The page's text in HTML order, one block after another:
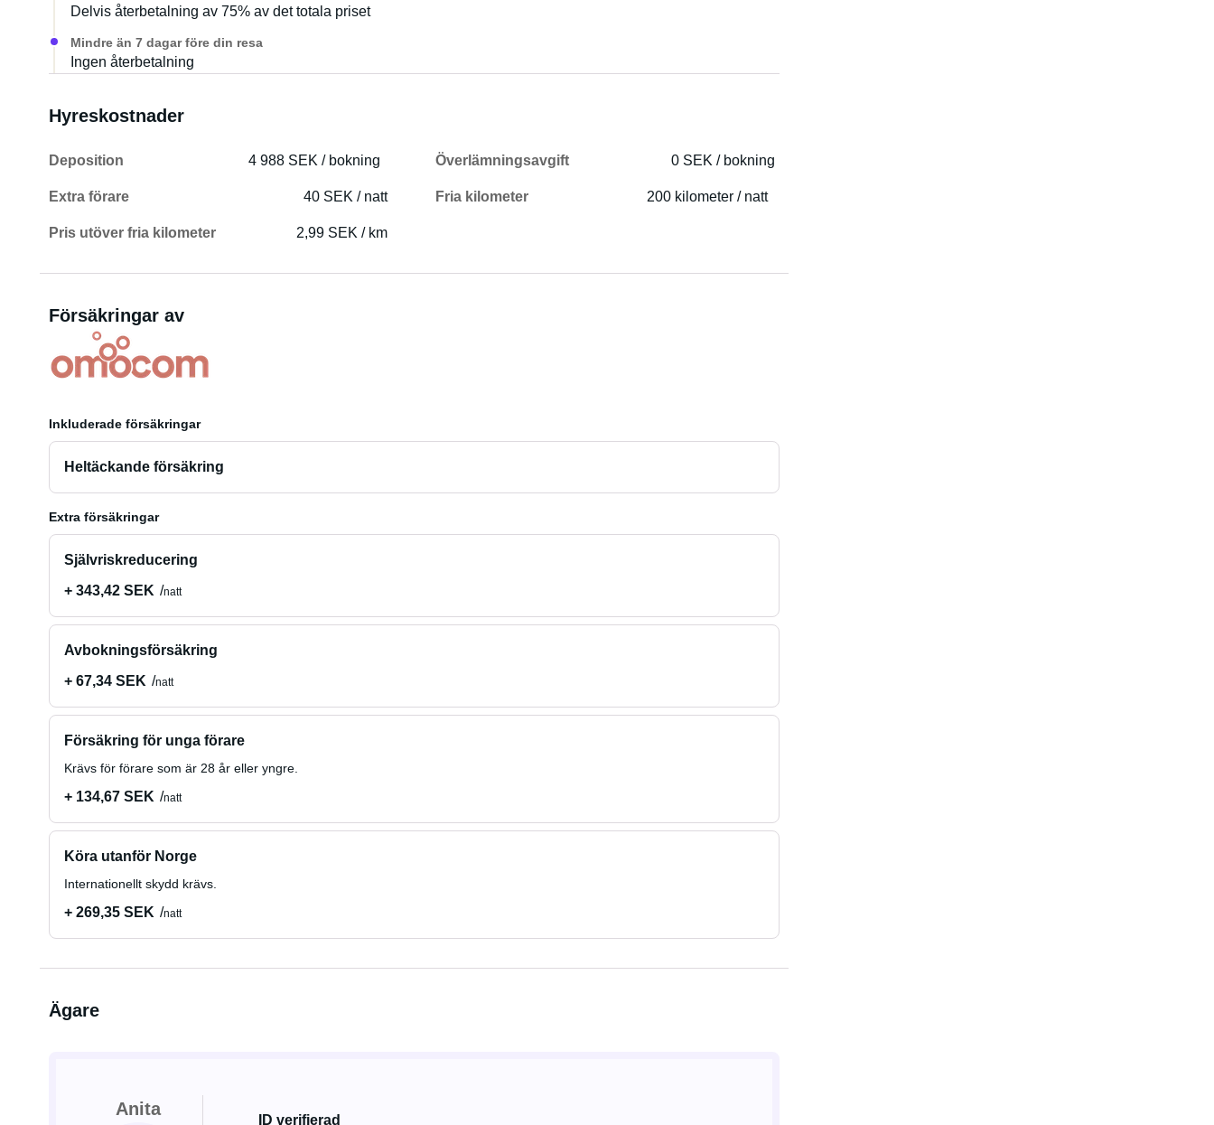
Delvis återbetalning av 75% av det totala priset
Mindre än 7 dagar före din resa
Ingen återbetalning
Hyreskostnader
Deposition 4 988 SEK / bokning Överlämningsavgift 0 SEK / bokning
Extra förare 40 SEK / natt Fria kilometer 200 kilometer / natt
Pris utöver fria kilometer 2,99 SEK / km
Försäkringar av
Inkluderade försäkringar
Heltäckande försäkring
Extra försäkringar
Självriskreducering
+ 343,42 SEK
natt
Avbokningsförsäkring
+ 67,34 SEK
natt
Försäkring för unga förare
Krävs för förare som är 28 år eller yngre.
+ 134,67 SEK natt
Köra utanför Norge
Internationellt skydd krävs.
+ 269,35 SEK natt
Ägare
Anita
ID verifierad